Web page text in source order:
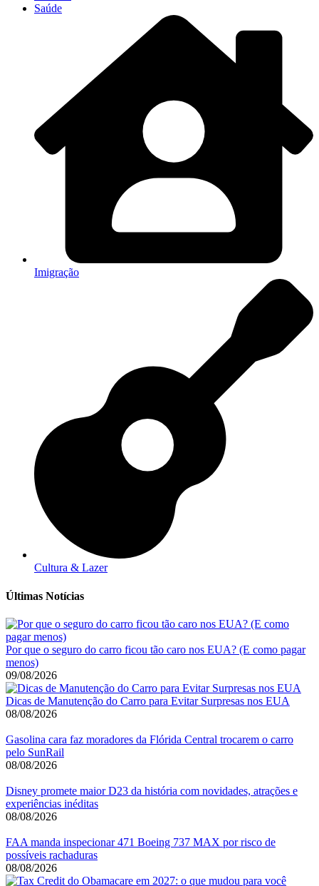
Saúde
Imigração
Cultura & Lazer
Últimas Notícias
Por que o seguro do carro ficou tão caro nos EUA? (E como pagar
menos)
09/08/2026
Dicas de Manutenção do Carro para Evitar Surpresas nos EUA
08/08/2026
Gasolina cara faz moradores da Flórida Central trocarem o carro
pelo SunRail
08/08/2026
Disney promete maior D23 da história com novidades, atrações e
experiências inéditas
08/08/2026
FAA manda inspecionar 471 Boeing 737 MAX por risco de
possíveis rachaduras
08/08/2026